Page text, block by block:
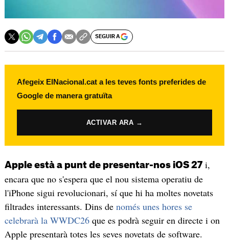
SEGUIR A
Afegeix ElNacional.cat a les teves fonts preferides de
Google de manera gratuïta
ACTIVAR ARA →
Apple està a punt de presentar-nos iOS 27i,
encara que no s'espera que el nou sistema operatiu de
l'iPhone sigui revolucionari, sí que hi ha moltes novetats
filtrades interessants. Dins de només unes hores se
celebrarà la WWDC26que es podrà seguir en directe i on
Apple presentarà totes les seves novetats de software.